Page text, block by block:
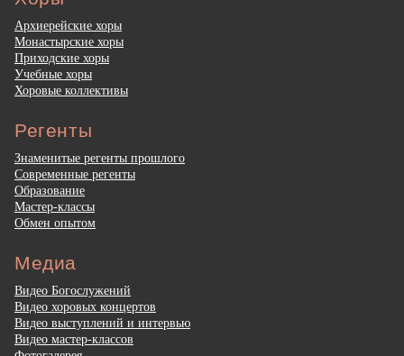
Архиерейские хоры
Монастырские хоры
Приходские хоры
Учебные хоры
Хоровые коллективы
Регенты
Знаменитые регенты прошлого
Современные регенты
Образование
Мастер-классы
Обмен опытом
Медиа
Видео Богослужений
Видео хоровых концертов
Видео выступлений и интервью
Видео мастер-классов